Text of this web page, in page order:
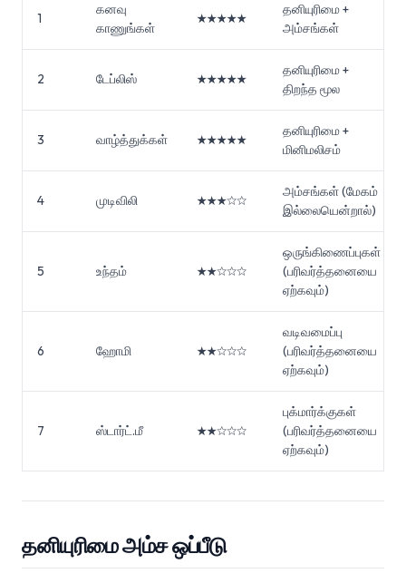
1
கனவு
காணுங்கள்
★★★★★
தனியுரிமை +
அம்சங்கள்
2 டேப்லிஸ் ★★★★★
தனியுரிமை +
திறந்த மூல
3 வாழ்த்துக்கள் ★★★★★
தனியுரிமை +
மினிமலிசம்
4 முடிவிலி ★★★☆☆
அம்சங்கள் (மேகம்
இல்லையென்றால்)
5 உந்தம் ★★☆☆☆
ஒருங்கிணைப்புகள்
(பரிவர்த்தனையை
ஏற்கவும்)
6 ஹோமி ★★☆☆☆
வடிவமைப்பு
(பரிவர்த்தனையை
ஏற்கவும்)
7 ஸ்டார்ட்.மீ ★★☆☆☆
புக்மார்க்குகள்
(பரிவர்த்தனையை
ஏற்கவும்)
தனியுரிமை அம்ச ஒப்பீடு